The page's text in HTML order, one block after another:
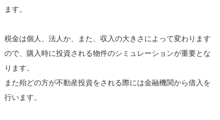
ます。
税金は個人、法人か、また、収入の大きさによって変わります
ので、購入時に投資される物件のシミュレーションが重要とな
ります。
また殆どの方が不動産投資をされる際には金融機関から借入を
行います。